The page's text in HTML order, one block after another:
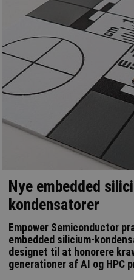
Nye embedded
kondensatorer
Empower Semiconductor
embedded silicium-
designet til at honorere
generationer af AI og HPC